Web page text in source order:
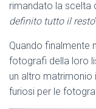
rimandato la scelta
definito tutto il resto
Quando finalmente
fotografi della loro
un altro matrimonio
furiosi per le